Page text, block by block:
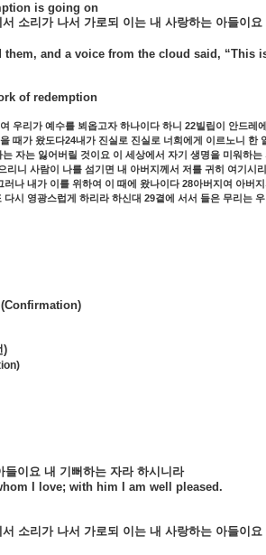
is going on
소리가 나서 가로되 이는 내 사랑하는 아들이요
and a voice from the cloud said, “This
of redemption
우리가 예수를 뵈옵고자 하나이다 하니 22빌립이 안드레
때가 왔도다24내가 진실로 진실로 너희에게 이르노니 한
는 자는 잃어버릴 것이요 이 세상에서 자기 생명을 미워하는
리니 사람이 나를 섬기면 내 아버지께서 저를 귀히 여기시
러나 내가 이를 위하여 이 때에 왔나이다28아버지여 아버지
다시 영광스럽게 하리라 하신대 29곁에 서서 들은 무리는
)
들이요 내 기뻐하는 자라 하시니라
I love; with him I am well pleased.
소리가 나서 가로되 이는 내 사랑하는 아들이요